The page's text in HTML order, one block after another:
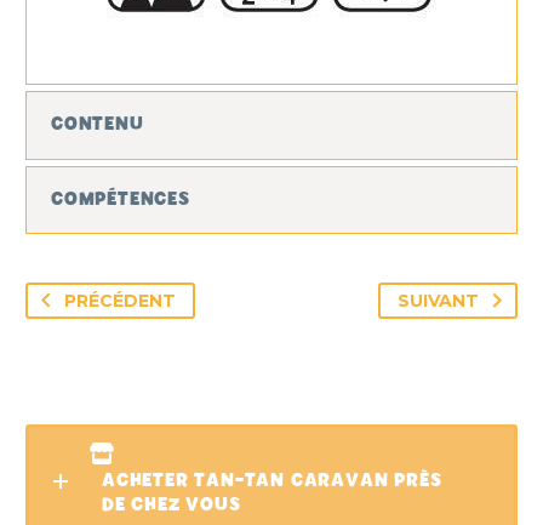
CONTENU
COMPÉTENCES
PRÉCÉDENT SUIVANT
ACHETER TAN-TAN CARAVAN PRÈS
DE CHEZ VOUS